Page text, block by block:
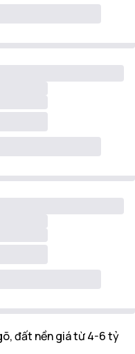
đất nền giá từ 4-6 tỷ